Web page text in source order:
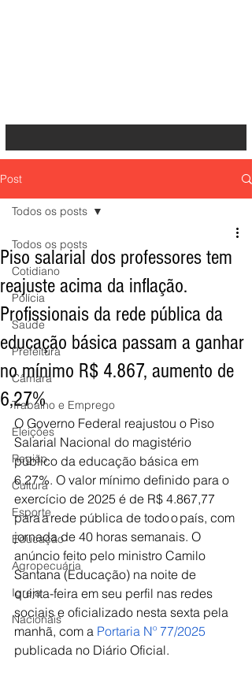
Post
Todos os posts
Cotidiano
Polícia
Saúde
Prefeitura
Câmara
Trabalho e Emprego
Eleições
Região
Cultura
Esporte
Educação
Agropecuária
Igreja
Nacionais
Todos os posts
Piso salarial dos professores tem
reajuste acima da inflação.
Profissionais da rede pública da
educação básica passam a ganhar
no mínimo R$ 4.867, aumento de
6,27%
O Governo Federal reajustou o Piso
Salarial Nacional do magistério
público da educação básica em
6,27%. O valor mínimo definido para o
exercício de 2025 é de R$ 4.867,77
para a rede pública de todo o país, com
jornada de 40 horas semanais. O
anúncio feito pelo ministro Camilo
Santana (Educação) na noite de
quinta-feira em seu perfil nas redes
sociais e oficializado nesta sexta pela
manhã, com a Portaria Nº 77/2025
publicada no Diário Oficial.